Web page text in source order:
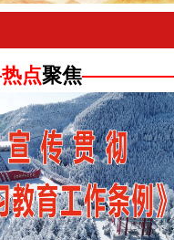
热点聚焦